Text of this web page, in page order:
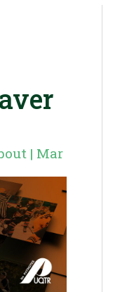
| Mar